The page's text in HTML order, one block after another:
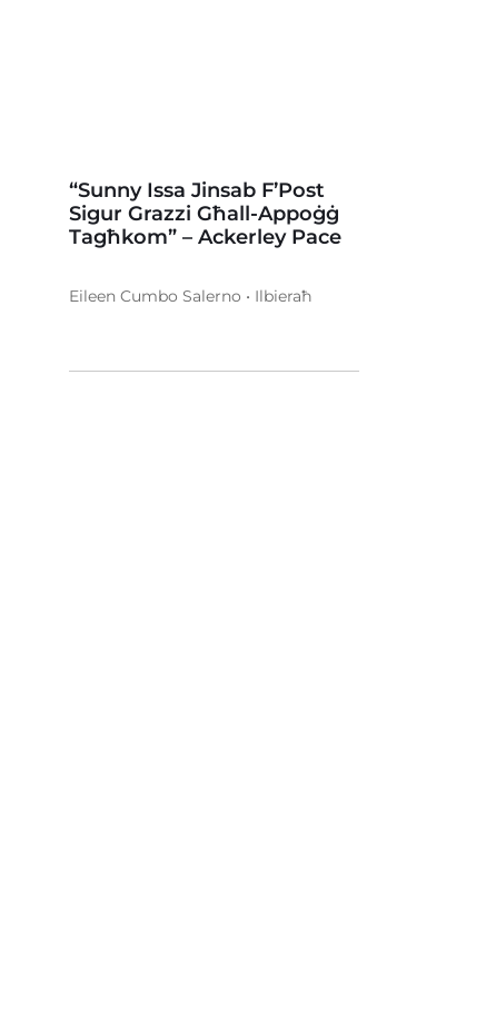
“Sunny Issa Jinsab F’Post
Sigur Grazzi Għall-Appoġġ
Tagħkom” – Ackerley Pace
Eileen Cumbo Salerno • Ilbieraħ